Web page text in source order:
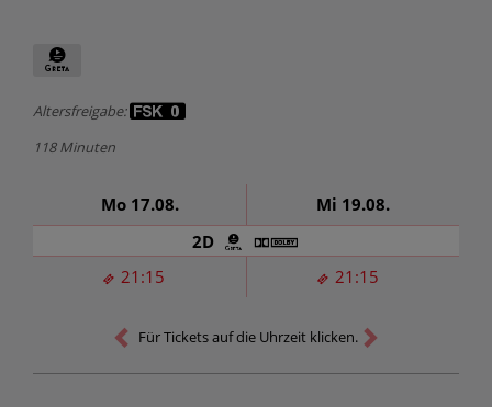
Altersfreigabe:
118 Minuten
Mo 17.08. Mi 19.08.
21:15 21:15
2D
Für Tickets auf die Uhrzeit klicken.